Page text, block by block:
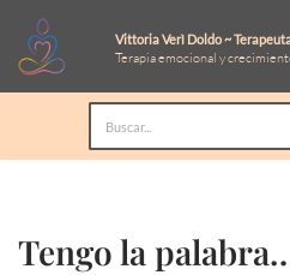
Saltar
al
Vittoria Verì Doldo ~
Terapia emocional y
Tengo la